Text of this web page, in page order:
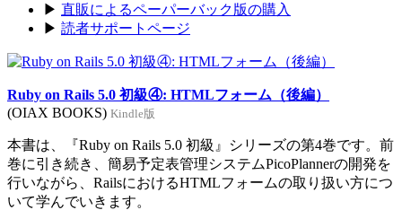
▶ 直販によるペーパーバック版の購入
▶ 読者サポートページ
Ruby on Rails 5.0 初級④: HTMLフォーム（後編）
(OIAX BOOKS) Kindle版
本書は、『Ruby on Rails 5.0 初級』シリーズの第4巻です。前
巻に引き続き、簡易予定表管理システムPicoPlannerの開発を
行いながら、RailsにおけるHTMLフォームの取り扱い方につ
いて学んでいきます。